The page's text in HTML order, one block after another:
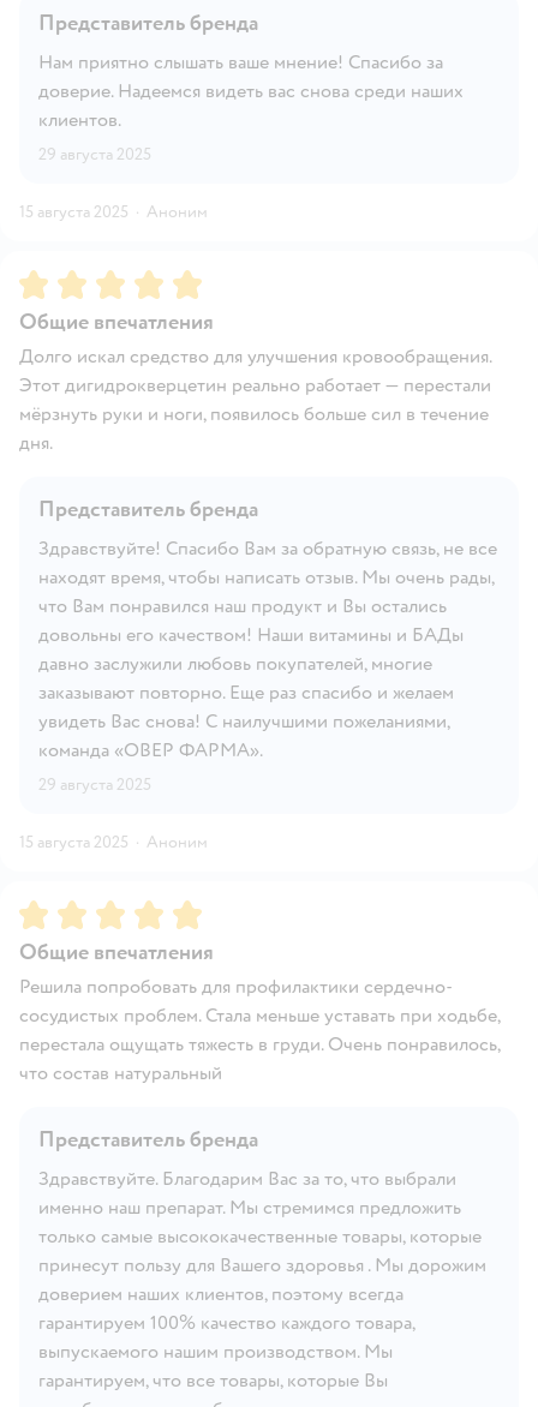
Представитель бренда
Нам приятно слышать ваше мнение! Спасибо за
доверие. Надеемся видеть вас снова среди наших
клиентов.
29 августа 2025
15 августа 2025 · Аноним
Рейтинг:5
Общие впечатления
Долго искал средство для улучшения кровообращения.
Этот дигидрокверцетин реально работает — перестали
мёрзнуть руки и ноги, появилось больше сил в течение
дня.
Представитель бренда
Здравствуйте! Спасибо Вам за обратную связь, не все
находят время, чтобы написать отзыв. Мы очень рады,
что Вам понравился наш продукт и Вы остались
довольны его качеством! Наши витамины и БАДы
давно заслужили любовь покупателей, многие
заказывают повторно. Еще раз спасибо и желаем
увидеть Вас снова! С наилучшими пожеланиями,
команда «ОВЕР ФАРМА».
29 августа 2025
15 августа 2025 · Аноним
Рейтинг:5
Общие впечатления
Решила попробовать для профилактики сердечно-
сосудистых проблем. Стала меньше уставать при ходьбе,
перестала ощущать тяжесть в груди. Очень понравилось,
что состав натуральный
Представитель бренда
Здравствуйте. Благодарим Вас за то, что выбрали
именно наш препарат. Мы стремимся предложить
только самые высококачественные товары, которые
принесут пользу для Вашего здоровья . Мы дорожим
доверием наших клиентов, поэтому всегда
гарантируем 100% качество каждого товара,
выпускаемого нашим производством. Мы
гарантируем, что все товары, которые Вы